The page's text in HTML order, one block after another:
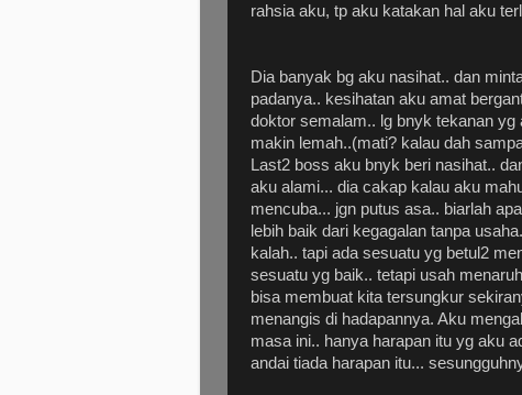
rahsia aku, tp aku katakan hal aku
Dia banyak bg aku nasihat.. dan
padanya.. kesihatan aku amat
doktor semalam.. lg bnyk tekanan
makin lemah..(mati? kalau dah
Last2 boss aku bnyk beri nasihat..
aku alami... dia cakap kalau aku
mencuba... jgn putus asa.. biarlah
lebih baik dari kegagalan tanpa
kalah.. tapi ada sesuatu yg betul2
sesuatu yg baik.. tetapi usah
bisa membuat kita tersungkur
menangis di hadapannya. Aku
masa ini.. hanya harapan itu yg aku
andai tiada harapan itu...